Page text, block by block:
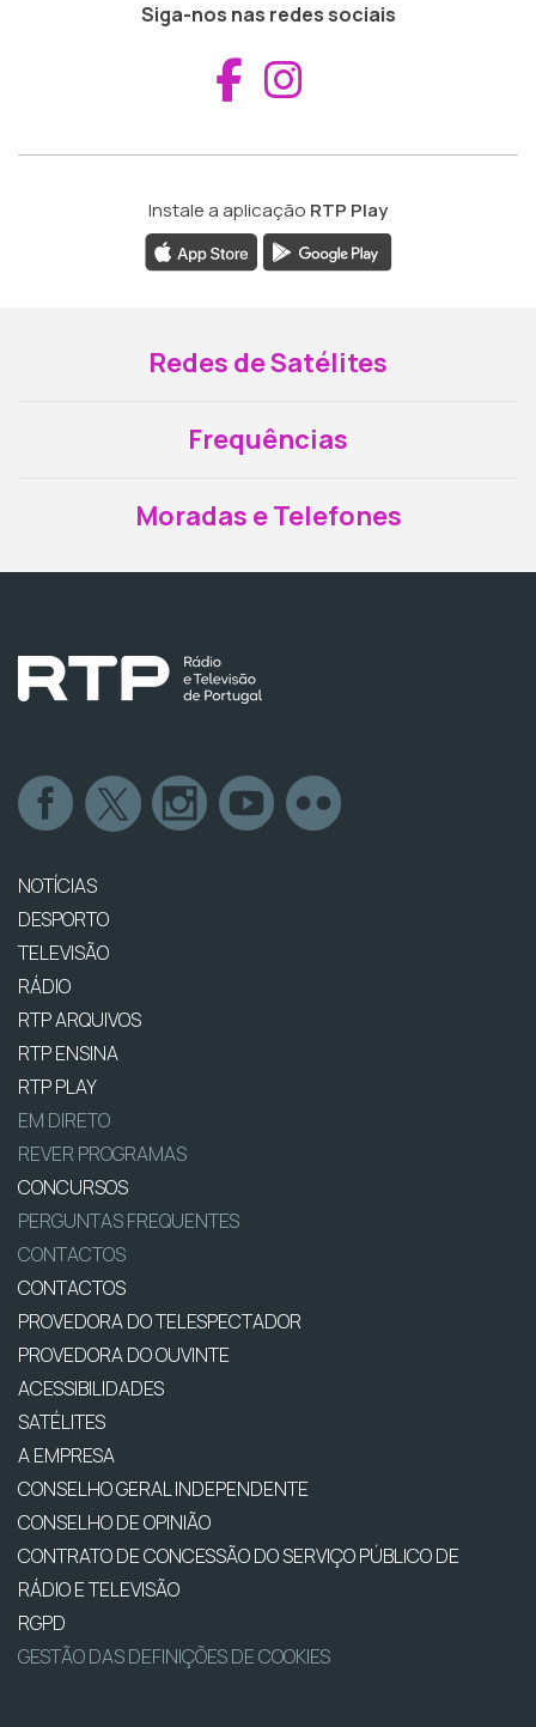
Siga-nos nas redes sociais
Aceder ao
Instale a aplicação RTP Play
Redes de Satélites
Frequências
Moradas e Telefones
NOTÍCIAS
DESPORTO
TELEVISÃO
RÁDIO
RTP ARQUIVOS
RTP ENSINA
RTP PLAY
EM DIRETO
REVER PROGRAMAS
CONCURSOS
PERGUNTAS FREQUENTES
CONTACTOS
CONTACTOS
PROVEDORA DO TELESPECTADOR
PROVEDORA DO OUVINTE
ACESSIBILIDADES
SATÉLITES
A EMPRESA
CONSELHO GERAL INDEPENDENTE
CONSELHO DE OPINIÃO
CONTRATO DE CONCESSÃO DO SERVIÇO PÚBLICO DE
RÁDIO E TELEVISÃO
RGPD
GESTÃO DAS DEFINIÇÕES DE COOKIES